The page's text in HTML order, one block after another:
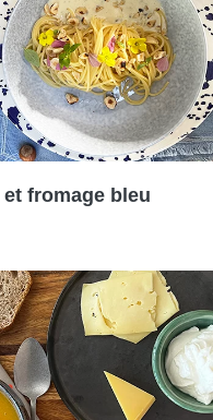
fromage bleu